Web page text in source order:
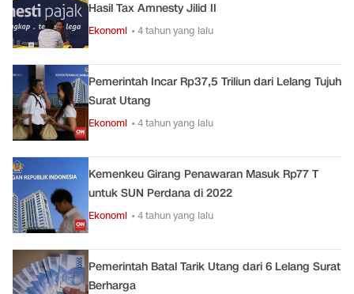
Hasil Tax Amnesty Jilid II
Ekonomi • 4 tahun yang lalu
Pemerintah Incar Rp37,5 Triliun dari Lelang Tujuh
Surat Utang
Ekonomi • 4 tahun yang lalu
Kemenkeu Girang Penawaran Masuk Rp77 T
untuk SUN Perdana di 2022
Ekonomi • 4 tahun yang lalu
Pemerintah Batal Tarik Utang dari 6 Lelang Surat
Berharga